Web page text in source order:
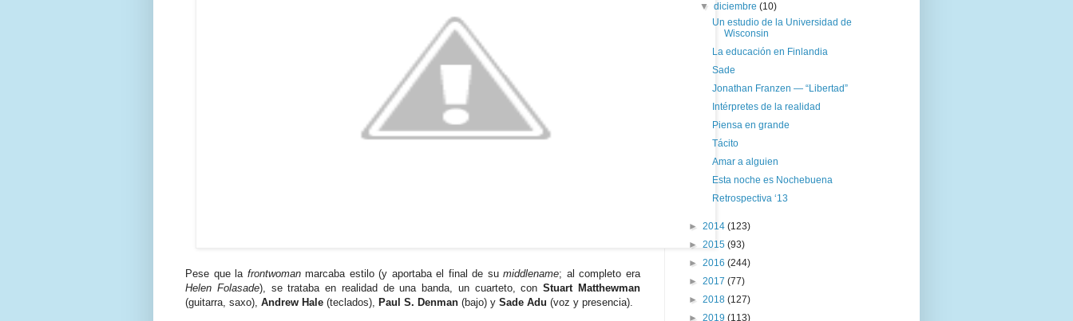
Pese que la frontwomanmarcaba estilo (y aportaba el final de sumiddlename; al completo era
Helen Folasade), se trataba en realidad de una banda, un cuarteto, conStuart Matthewman
(guitarra, saxo), Andrew Hale (teclados), Paul S. Denman (bajo) y Sade Adu (voz y presencia).
▼diciembre(10)
Un estudio de la Universidad de
Wisconsin
La educación en Finlandia
Sade
Jonathan Franzen — “Libertad”
Intérpretes de la realidad
Piensa en grande
Tácito
Amar a alguien
Esta noche es Nochebuena
Retrospectiva ‘13
► 2014 (123)
► 2015 (93)
► 2016 (244)
► 2017 (77)
► 2018 (127)
► 2019 (113)